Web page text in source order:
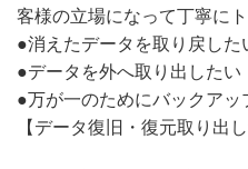
客様の立場になって丁寧に
●消えたデータを取り戻した
●データを外へ取り出したい
●万が一のためにバックアッ
【データ復旧・復元取り出